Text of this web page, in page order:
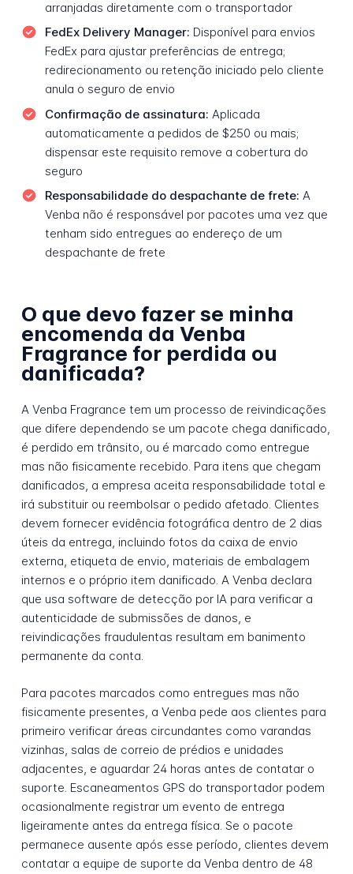
arranjadas diretamente com o transportador
FedEx Delivery Manager: Disponível para envios
FedEx para ajustar preferências de entrega;
redirecionamento ou retenção iniciado pelo cliente
anula o seguro de envio
Confirmação de assinatura: Aplicada
automaticamente a pedidos de $250 ou mais;
dispensar este requisito remove a cobertura do
seguro
Responsabilidade do despachante de frete: A
Venba não é responsável por pacotes uma vez que
tenham sido entregues ao endereço de um
despachante de frete
O que devo fazer se minha
encomenda da Venba
Fragrance for perdida ou
danificada?
A Venba Fragrance tem um processo de reivindicações
que difere dependendo se um pacote chega danificado,
é perdido em trânsito, ou é marcado como entregue
mas não fisicamente recebido. Para itens que chegam
danificados, a empresa aceita responsabilidade total e
irá substituir ou reembolsar o pedido afetado. Clientes
devem fornecer evidência fotográfica dentro de 2 dias
úteis da entrega, incluindo fotos da caixa de envio
externa, etiqueta de envio, materiais de embalagem
internos e o próprio item danificado. A Venba declara
que usa software de detecção por IA para verificar a
autenticidade de submissões de danos, e
reivindicações fraudulentas resultam em banimento
permanente da conta.
Para pacotes marcados como entregues mas não
fisicamente presentes, a Venba pede aos clientes para
primeiro verificar áreas circundantes como varandas
vizinhas, salas de correio de prédios e unidades
adjacentes, e aguardar 24 horas antes de contatar o
suporte. Escaneamentos GPS do transportador podem
ocasionalmente registrar um evento de entrega
ligeiramente antes da entrega física. Se o pacote
permanece ausente após esse período, clientes devem
contatar a equipe de suporte da Venba dentro de 48